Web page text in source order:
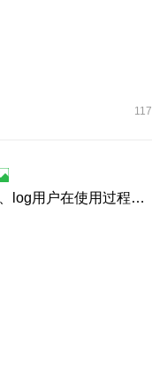
117
1、BetaClub账号链接 点击此处 （请使用内测报名时注册BetaClub账号的手机号） 2、log用户在使用过程中如遇问题 ...